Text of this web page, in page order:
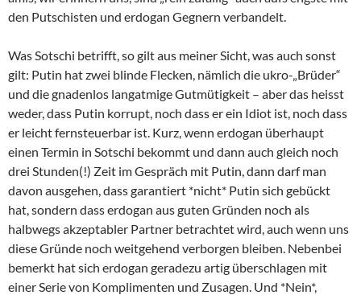
den Putschisten und erdogan Gegnern verbandelt.
Was Sotschi betrifft, so gilt aus meiner Sicht, was auch sonst
gilt: Putin hat zwei blinde Flecken, nämlich die ukro-„Brüder“
und die gnadenlos langatmige Gutmütigkeit – aber das heisst
weder, dass Putin korrupt, noch dass er ein Idiot ist, noch dass
er leicht fernsteuerbar ist. Kurz, wenn erdogan überhaupt
einen Termin in Sotschi bekommt und dann auch gleich noch
drei Stunden(!) Zeit im Gespräch mit Putin, dann darf man
davon ausgehen, dass garantiert *nicht* Putin sich gebückt
hat, sondern dass erdogan aus guten Gründen noch als
halbwegs akzeptabler Partner betrachtet wird, auch wenn uns
diese Gründe noch weitgehend verborgen bleiben. Nebenbei
bemerkt hat sich erdogan geradezu artig überschlagen mit
einer Serie von Komplimenten und Zusagen. Und *Nein*,